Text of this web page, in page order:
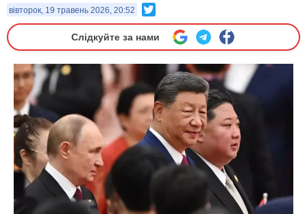
вівторок, 19 травень 2026, 20:52
Слідкуйте за нами